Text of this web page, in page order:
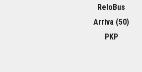
ReloBus
Arriva (50)
PKP